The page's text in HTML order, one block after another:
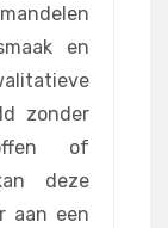
en
zonder
of
deze
aan een